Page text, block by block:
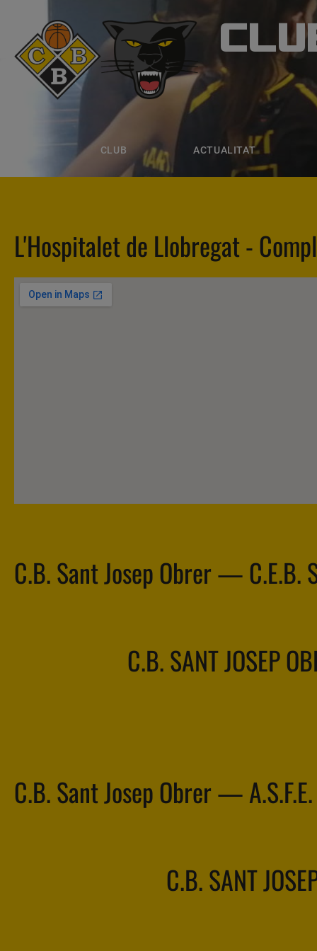
CLUB ACTUALITAT
CLUB
ACTUALITAT
L'Hospitalet de Llobregat -
C.B. Sant Josep Obrer — C.E.B.
C.B. SANT JOSEP
C.B. Sant Josep Obrer — A.S.F.E.
C.B. SANT